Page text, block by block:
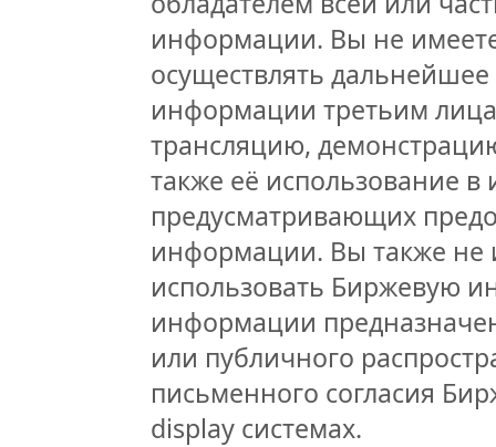
информации. Вы не
осуществлять
информации третьим
трансляцию,
также её использование
предусматривающих
информации. Вы также не
использовать Биржевую
информации
или публичного
письменного согласия
display системах.